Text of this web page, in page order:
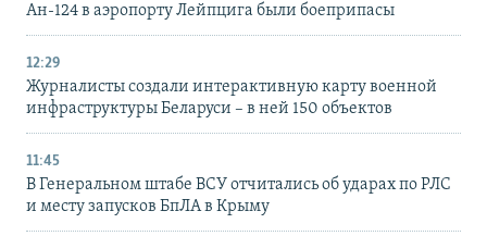
Ан-124 в аэропорту Лейпцига были боеприпасы
12:29
Журналисты создали интерактивную карту военной
инфраструктуры Беларуси – в ней 150 объектов
11:45
В Генеральном штабе ВСУ отчитались об ударах по РЛС
и месту запусков БпЛА в Крыму